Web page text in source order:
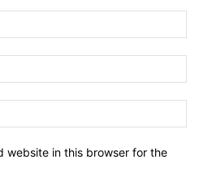
website in this browser for the